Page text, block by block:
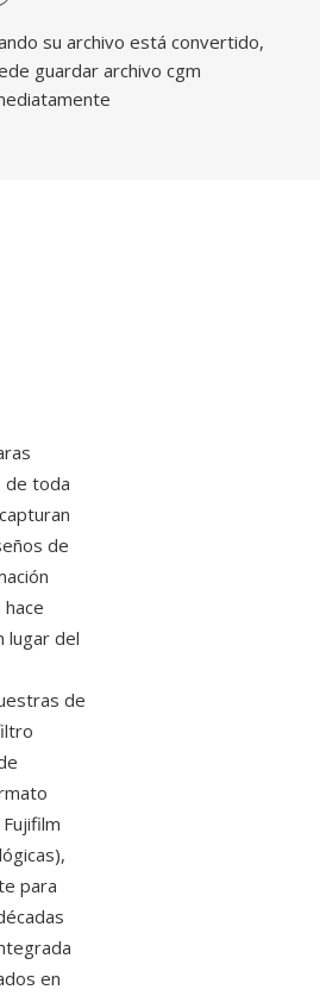
su archivo está convertido,
guardar archivo cgm
de toda
de
lugar del
de
para
en